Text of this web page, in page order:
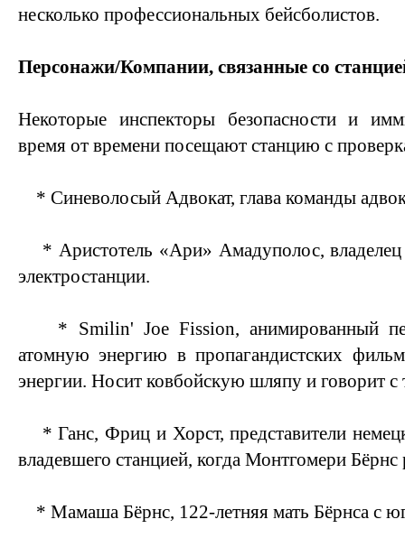
несколько профессиональных бейсболистов.
Персонажи/Компании, связанные со
Некоторые инспекторы безопасности и
время от времени посещают станцию с
* Синеволосый Адвокат, глава команды
* Аристотель «Ари» Амадуполос,
электростанции.
* Smilin' Joe Fission, анимированный
атомную энергию в пропагандистских
энергии. Носит ковбойскую шляпу и говорит с
* Ганс, Фриц и Хорст, представители
владевшего станцией, когда Монтгомери
* Мамаша Бёрнс, 122-летняя мать Бёрнса с